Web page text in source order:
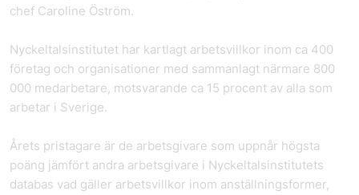
chef Caroline Öström.
Nyckeltalsinstitutet har kartlagt arbetsvillkor inom ca 400
företag och organisationer med sammanlagt närmare 800
000 medarbetare, motsvarande ca 15 procent av alla som
arbetar i Sverige.
Årets pristagare är de arbetsgivare som uppnår högsta
poäng jämfört andra arbetsgivare i Nyckeltalsinstitutets
databas vad gäller arbetsvillkor inom anställningsformer,